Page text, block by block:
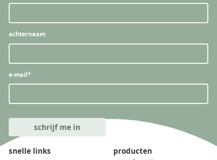
achternaam
e-mail*
snelle links
producten